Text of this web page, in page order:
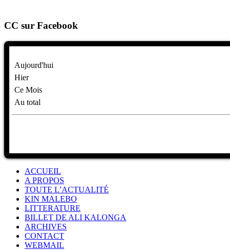
CC sur Facebook
Aujourd'hui
Hier
Ce Mois
Au total
ACCUEIL
A PROPOS
TOUTE L’ACTUALITÉ
KIN MALEBO
LITTERATURE
BILLET DE ALI KALONGA
ARCHIVES
CONTACT
WEBMAIL